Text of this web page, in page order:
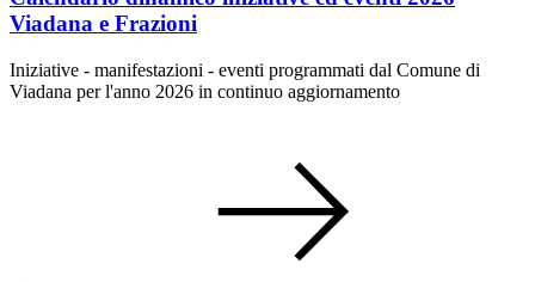
Viadana e Frazioni
Iniziative - manifestazioni - eventi programmati dal Comune di
Viadana per l'anno 2026 in continuo aggiornamento